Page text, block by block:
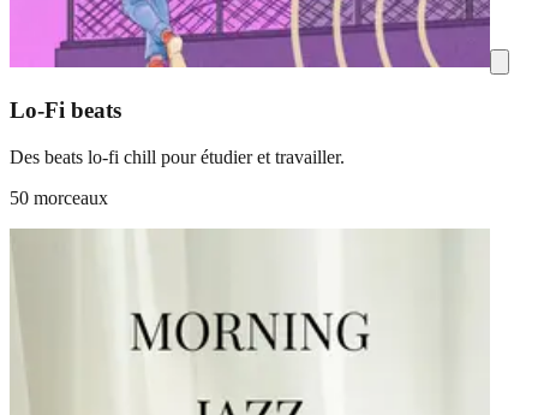
Lo-Fi beats
Des beats lo-fi chill pour étudier et travailler.
50 morceaux